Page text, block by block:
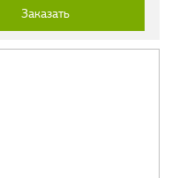
Заказать